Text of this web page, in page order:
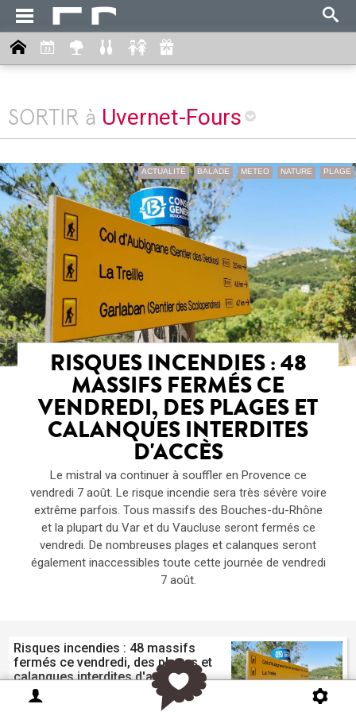
SORTIR à Uvernet-Fours
ACTUALITÉ BALADE METEO NATURE PLAGE
RISQUES INCENDIES : 48
MASSIFS FERMÉS CE
VENDREDI, DES PLAGES ET
CALANQUES INTERDITES
D'ACCÈS
Le mistral va continuer à souffler en Provence ce
vendredi 7 août. Le risque incendie sera très sévère voire
extrême parfois. Tous massifs des Bouches-du-Rhône
et la plupart du Var et du Vaucluse seront fermés ce
vendredi. De nombreuses plages et calanques seront
également inaccessibles toute cette journée de vendredi
7 août.
Risques incendies : 48 massifs
fermés ce vendredi, des plages et
calanques interdites d'accès